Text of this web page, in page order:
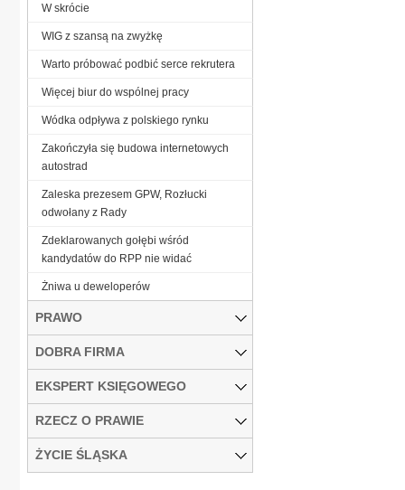
W skrócie
WIG z szansą na zwyżkę
Warto próbować podbić serce rekrutera
Więcej biur do wspólnej pracy
Wódka odpływa z polskiego rynku
Zakończyła się budowa internetowych
autostrad
Zaleska prezesem GPW, Rozłucki
odwołany z Rady
Zdeklarowanych gołębi wśród
kandydatów do RPP nie widać
Żniwa u deweloperów
PRAWO
DOBRA FIRMA
EKSPERT KSIĘGOWEGO
RZECZ O PRAWIE
ŻYCIE ŚLĄSKA